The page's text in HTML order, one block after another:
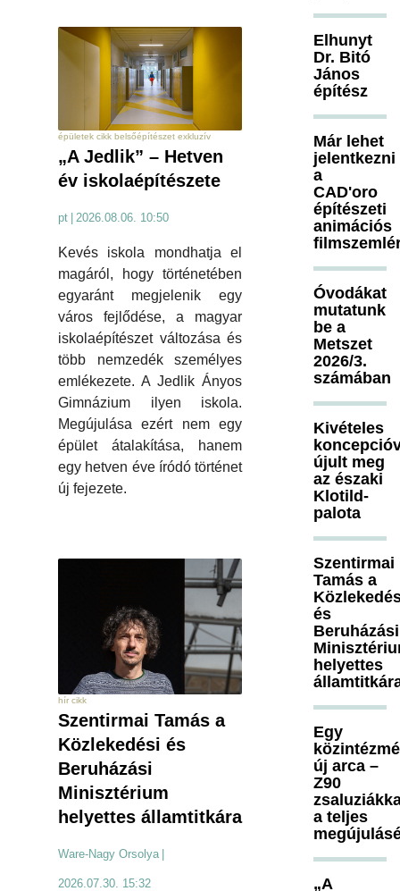
épületek cikk belsőépítészet exkluzív
„A Jedlik” – Hetven
év iskolaépítészete
pt 2026.08.06. 10:50
Kevés iskola mondhatja el
magáról, hogy történetében
egyaránt megjelenik egy
város fejlődése, a magyar
iskolaépítészet változása és
több nemzedék személyes
emlékezete. A Jedlik Ányos
Gimnázium ilyen iskola.
Megújulása ezért nem egy
épület átalakítása, hanem
egy hetven éve íródó történet
új fejezete.
hír cikk
Szentirmai Tamás a
Közlekedési és
Beruházási
Minisztérium
helyettes államtitkára
Ware-Nagy Orsolya |
2026.07.30. 15:32
Elhunyt
Dr. Bitó
János
építész
Már lehet
jelentkezni
a
CAD'oro
építészeti
animációs
Óvodákat
mutatunk
be a
Metszet
2026/3.
számában
Kivételes
újult meg
az északi
Klotild-
palota
Szentirmai
Tamás a
és
Beruházási
helyettes
Egy
új arca –
Z90
a teljes
„A